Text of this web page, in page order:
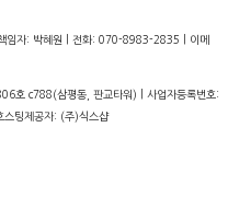
임자: 박혜원 | 전화: 070-8983-2835 | 이메
호 c788(삼평동, 판교타워) | 사업자등록번호:
스팅제공자: (주)식스샵